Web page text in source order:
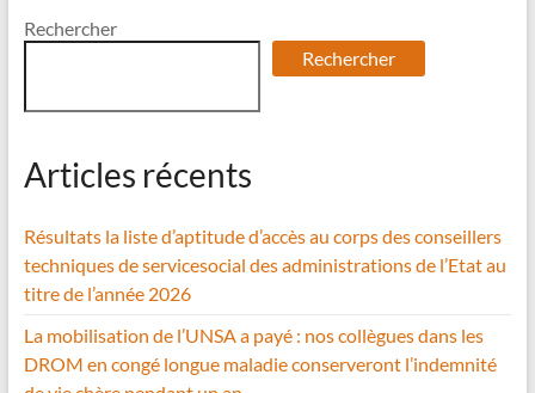
Rechercher
Rechercher
Articles récents
Résultats la liste d’aptitude d’accès au corps des conseillers
techniques de servicesocial des administrations de l’Etat au
titre de l’année 2026
La mobilisation de l’UNSA a payé : nos collègues dans les
DROM en congé longue maladie conserveront l’indemnité